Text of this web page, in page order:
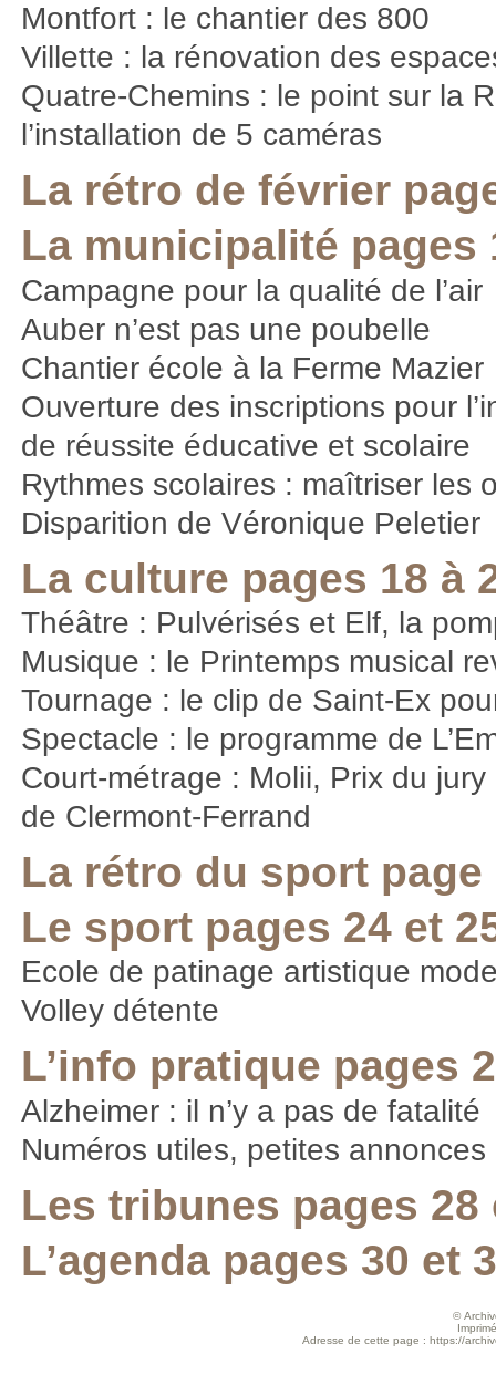
Montfort : le chantier des 800
Villette : la rénovation des
Quatre-Chemins : le point sur la
l’installation de 5 caméras
La rétro de février
La municipalité pages
Campagne pour la qualité de l’air
Auber n’est pas une poubelle
Chantier école à la Ferme Mazier
Ouverture des inscriptions pour
de réussite éducative et scolaire
Rythmes scolaires : maîtriser les
Disparition de Véronique Peletier
La culture pages 18 à
Théâtre : Pulvérisés et Elf, la
Musique : le Printemps musical
Tournage : le clip de Saint-Ex
Spectacle : le programme de
Court-métrage : Molii, Prix du
de Clermont-Ferrand
La rétro du sport page
Le sport pages 24 et
Ecole de patinage artistique
Volley détente
L’info pratique pages
Alzheimer : il n’y a pas de fatalité
Numéros utiles, petites annonces
Les tribunes pages 28
L’agenda pages 30 et
©
Adresse de cette page : https://